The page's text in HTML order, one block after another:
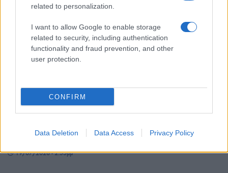
related to personalization.
I want to allow Google to enable storage
related to security, including authentication
functionality and fraud prevention, and other
user protection.
CONFIRM
Data Deletion Data Access Privacy Policy
ΣΥΛΛΟΓΟΙ
Μνημείο ποντιακής λύρας στη Διποταμία
έγιναν από τη Βούλα Πατουλίδου
19/07/2026 - 2:55μμ